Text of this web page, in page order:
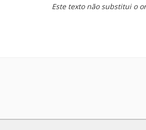
Este texto não substitui o